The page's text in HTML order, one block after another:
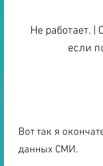
Не работает. |
если
Вот так я
данных СМИ.